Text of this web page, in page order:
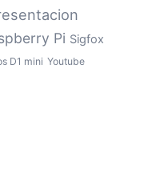
Pi Sigfox
D1 mini Youtube